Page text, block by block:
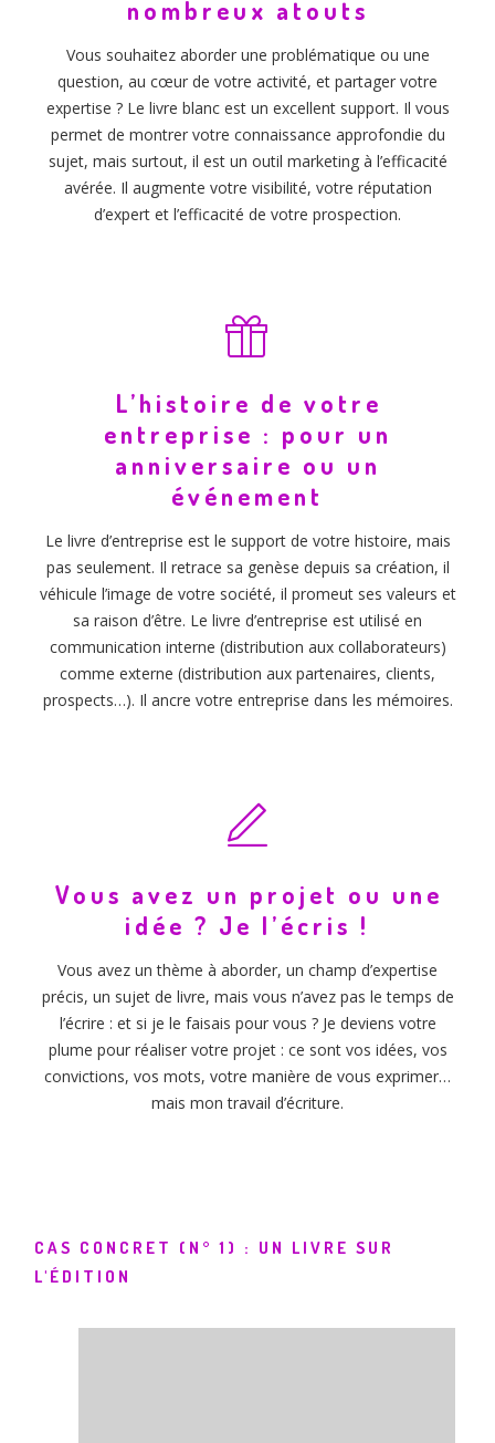
nombreux atouts
Vous souhaitez aborder une problématique ou une
question, au cœur de votre activité, et partager votre
expertise ? Le livre blanc est un excellent support. Il vous
permet de montrer votre connaissance approfondie du
sujet, mais surtout, il est un outil marketing à l’efficacité
avérée. Il augmente votre visibilité, votre réputation
d’expert et l’efficacité de votre prospection.
L’histoire de votre
entreprise : pour un
anniversaire ou un
événement
Le livre d’entreprise est le support de votre histoire, mais
pas seulement. Il retrace sa genèse depuis sa création, il
véhicule l’image de votre société, il promeut ses valeurs et
sa raison d’être. Le livre d’entreprise est utilisé en
communication interne (distribution aux collaborateurs)
comme externe (distribution aux partenaires, clients,
prospects…). Il ancre votre entreprise dans les mémoires.
Vous avez un projet ou une
idée ? Je l’écris !
Vous avez un thème à aborder, un champ d’expertise
précis, un sujet de livre, mais vous n’avez pas le temps de
l’écrire : et si je le faisais pour vous ? Je deviens votre
plume pour réaliser votre projet : ce sont vos idées, vos
convictions, vos mots, votre manière de vous exprimer…
mais mon travail d’écriture.
CAS CONCRET (N° 1) : UN LIVRE SUR
L'ÉDITION